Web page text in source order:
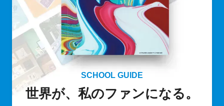
SCHOOL GUIDE
世界が、私のファンになる。